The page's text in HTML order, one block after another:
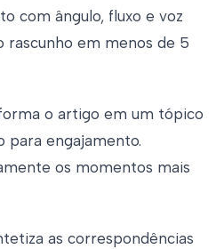
com ângulo, fluxo e voz
rascunho em menos de 5
o artigo em um tópico
para engajamento.
os momentos mais
as correspondências